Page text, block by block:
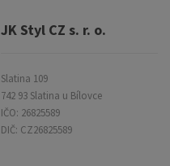
JK Styl CZ s. r. o.
Slatina 109
742 93 Slatina u Bílovce
IČO: 26825589
DIČ: CZ26825589